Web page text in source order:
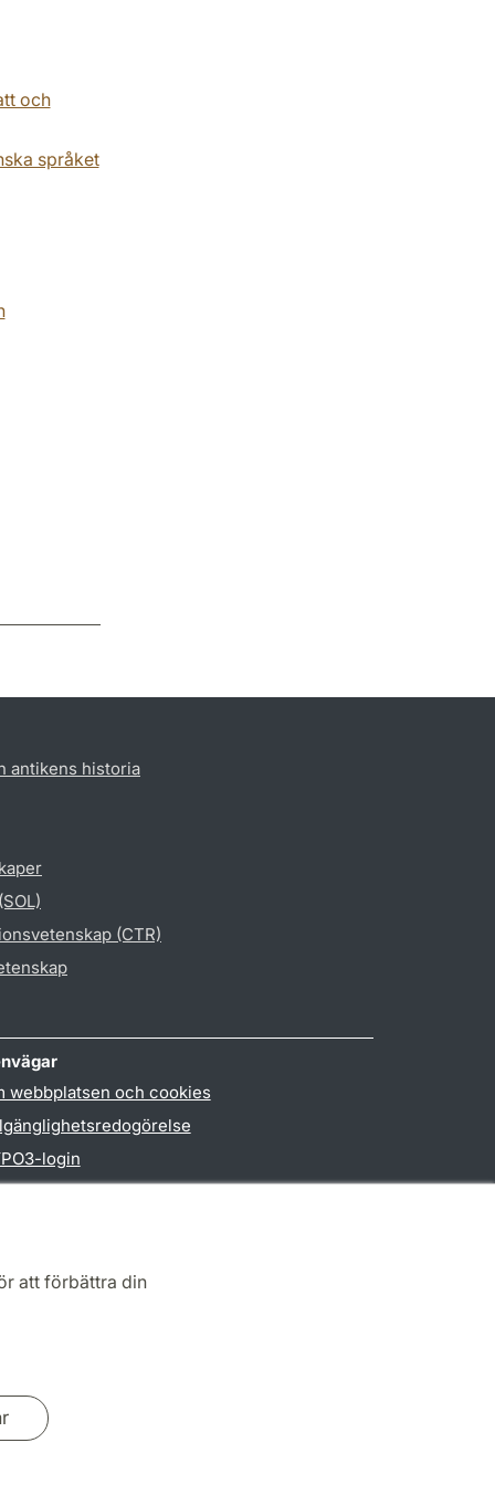
att förbättra din
och
språket
antikens historia
(CTR)
webbplatsen och cookies
login